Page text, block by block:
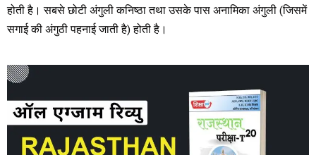
होती है। सबसे छोटी अंगुली कनिष्ठा तथा उसके पास अनामिका अंगुली (जिसमें
सगाई की अंगुठी पहनाई जाती है) होती है।